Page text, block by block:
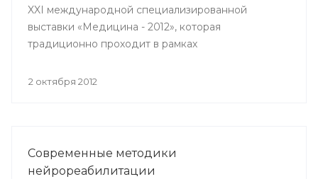
XXI международной специализированной
выставки «Медицина - 2012», которая
традиционно проходит в рамках
Соорганизаторами масштабного мероприятия
2 октября 2012
Современные методики
нейрореабилитации